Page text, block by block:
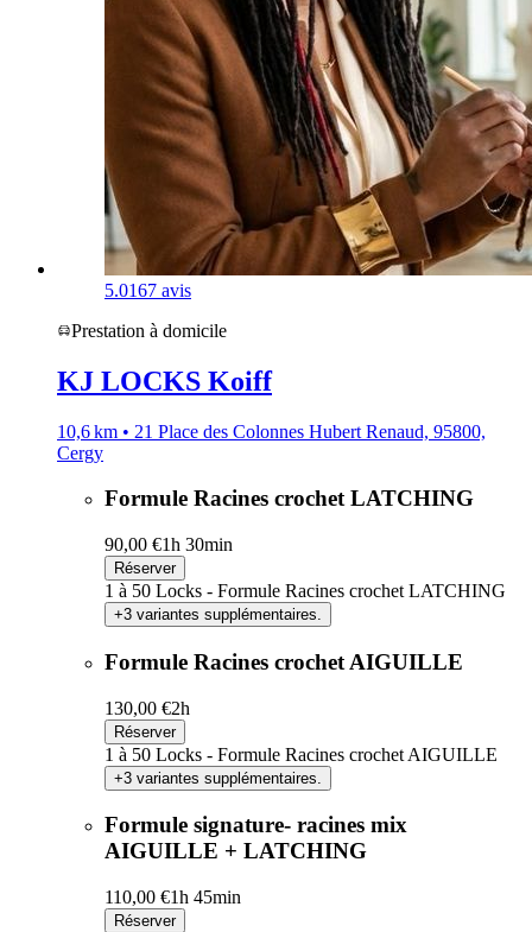
5.0167 avis
Prestation à domicile
KJ LOCKS Koiff
10,6 km • 21 Place des Colonnes Hubert Renaud, 95800,
Cergy
Formule Racines crochet LATCHING
90,00 €1h 30min
Réserver
1 à 50 Locks - Formule Racines crochet LATCHING
+3 variantes supplémentaires.
Formule Racines crochet AIGUILLE
130,00 €2h
Réserver
1 à 50 Locks - Formule Racines crochet AIGUILLE
+3 variantes supplémentaires.
Formule signature- racines mix
AIGUILLE + LATCHING
110,00 €1h 45min
Réserver